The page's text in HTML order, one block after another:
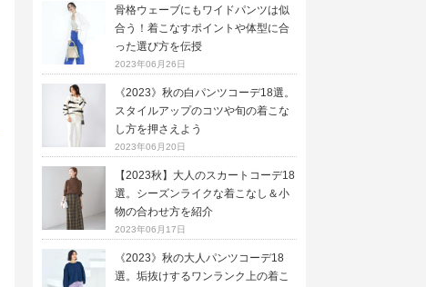
骨格ウェーブにもワイドパンツは似
合う！着こなすポイントや体型に合
った選び方を伝授
2023年06月26日
《2023》秋の白パンツコーデ18選。
スタイルアップのコツや旬の着こな
し方を押さえよう
2023年06月20日
【2023秋】大人のスカートコーデ18
選。シーズンライクな着こなし＆小
物の合わせ方を紹介
2023年06月17日
《2023》秋の大人パンツコーデ18
選。垢抜けするワンランク上の着こ